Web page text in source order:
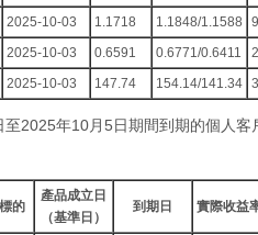
2025-10-03 1.1718 1.1848/1.1588
2025-10-03 0.6591 0.6771/0.6411
2025-10-03 147.74 154.14/141.34
2025年10月5日期間到期的個人客
的
產品成立日
（基準日）
到期日 實際收益